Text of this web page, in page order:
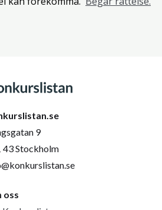
9
43 Stockholm
oss